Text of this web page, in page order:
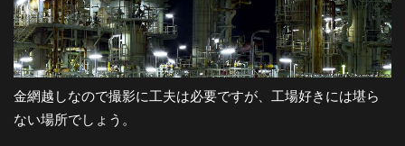
金網越しなので撮影に工夫は必要ですが、工場好きには堪ら
ない場所でしょう。